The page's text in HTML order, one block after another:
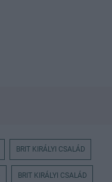
BRIT KIRÁLYI CSALÁD
BRIT KIRÁLYI CSALÁD